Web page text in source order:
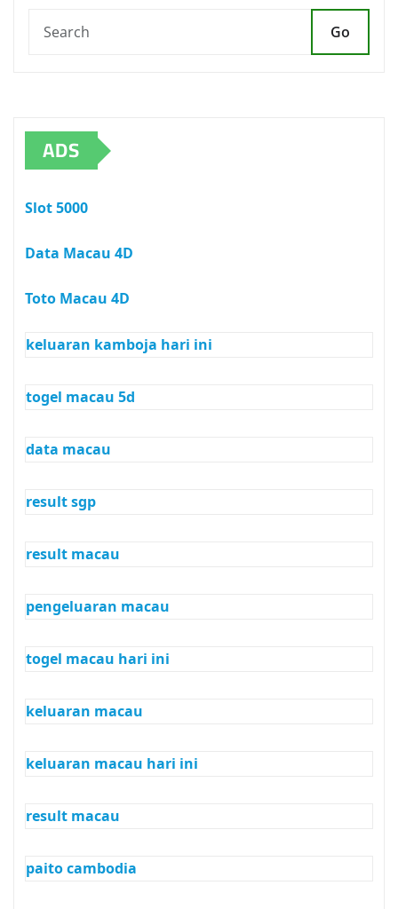
Go
ADS
Slot 5000
Data Macau 4D
Toto Macau 4D
keluaran kamboja hari ini
togel macau 5d
data macau
result sgp
result macau
pengeluaran macau
togel macau hari ini
keluaran macau
keluaran macau hari ini
result macau
paito cambodia